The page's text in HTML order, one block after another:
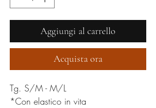
Aggiungi al carrello
Acquista ora
Tg. S/M - M/L
*Con elastico in vita